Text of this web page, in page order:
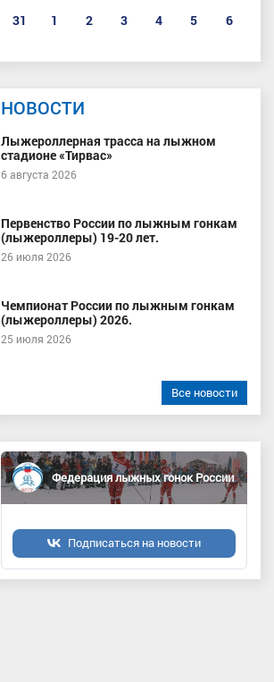
31
1 2 3 4 5 6
НОВОСТИ
Лыжероллерная трасса на лыжном
стадионе «Тирвас»
6 августа 2026
Первенство России по лыжным гонкам
(лыжероллеры) 19-20 лет.
26 июля 2026
Чемпионат России по лыжным гонкам
(лыжероллеры) 2026.
25 июля 2026
Все новости
Федерация лыжных гонок России
Подписаться на новости